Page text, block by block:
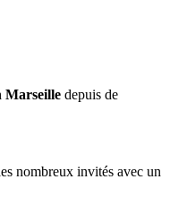
Marseille depuis de
nombreux invités avec un